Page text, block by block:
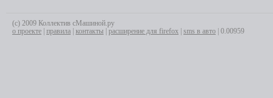
(с) 2009 Коллектив сМашиной.ру
о проекте
правила контакты расширение для firefox sms в авто | 0.00959